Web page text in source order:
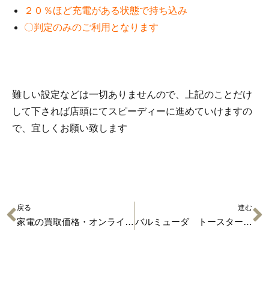
２０％ほど充電がある状態で持ち込み
〇判定のみのご利用となります
難しい設定などは一切ありませんので、上記のことだけ
して下されば店頭にてスピーディーに進めていけますの
で、宜しくお願い致します
戻る
家電の買取価格・オンライン査定
進む
バルミューダ トースター Ｋ０１Ａ－ＫＧ